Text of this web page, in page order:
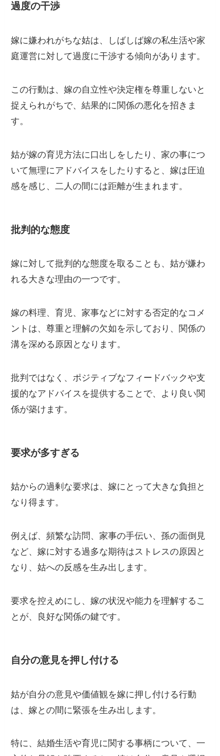
過度の干渉
嫁に嫌われがちな姑は、しばしば嫁の私生活や家
庭運営に対して過度に干渉する傾向があります。
この行動は、嫁の自立性や決定権を尊重しないと
捉えられがちで、結果的に関係の悪化を招きま
す。
姑が嫁の育児方法に口出しをしたり、家の事につ
いて無理にアドバイスをしたりすると、嫁は圧迫
感を感じ、二人の間には距離が生まれます。
批判的な態度
嫁に対して批判的な態度を取ることも、姑が嫌わ
れる大きな理由の一つです。
嫁の料理、育児、家事などに対する否定的なコメ
ントは、尊重と理解の欠如を示しており、関係の
溝を深める原因となります。
批判ではなく、ポジティブなフィードバックや支
援的なアドバイスを提供することで、より良い関
係が築けます。
要求が多すぎる
姑からの過剰な要求は、嫁にとって大きな負担と
なり得ます。
例えば、頻繁な訪問、家事の手伝い、孫の面倒見
など、嫁に対する過多な期待はストレスの原因と
なり、姑への反感を生み出します。
要求を控えめにし、嫁の状況や能力を理解するこ
とが、良好な関係の鍵です。
自分の意見を押し付ける
姑が自分の意見や価値観を嫁に押し付ける行動
は、嫁との間に緊張を生み出します。
特に、結婚生活や育児に関する事柄について、一